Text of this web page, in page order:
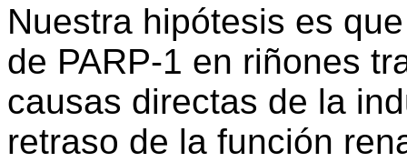
Nuestra hipótesis es
de PARP-1 en riñones
causas directas de la
retraso de la función